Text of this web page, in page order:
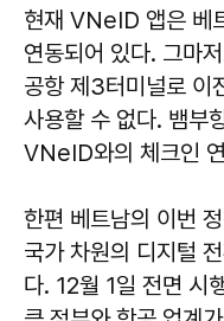
현재 VNeID 앱은 베
연동되어 있다. 그마
공항 제3터미널로 이
사용할 수 없다. 뱀부
VNeID와의 체크인
한편 베트남의 이번
국가 차원의 디지털
다. 12월 1일 전면 시